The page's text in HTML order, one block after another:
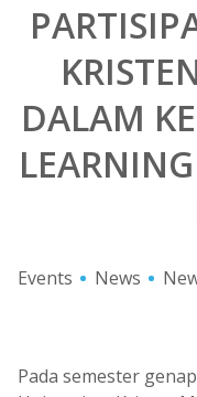
DALAM
Events News
Pada semester